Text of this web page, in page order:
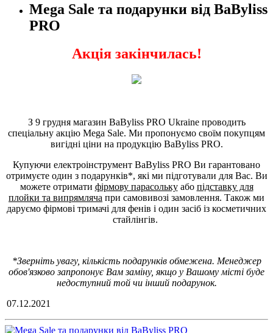
Mega Sale та подарунки від BaByliss
PRO
Акція закінчилась!
З 9 грудня магазин BaByliss PRO Ukraine проводить
спеціальну акцію Mega Sale. Ми пропонуємо своїм покупцям
вигідні ціни на продукцію BaByliss PRO.
Купуючи електроінструмент BaByliss PRO Ви гарантовано
отримуєте один з подарунків*, які ми підготували для Вас. Ви
можете отримати фірмову парасолькуабо підставку для
плойки та випрямляча при самовивозі замовлення. Також ми
даруємо фірмові тримачі для фенів і один засіб із косметичних
стайлінгів.
*Зверніть увагу, кількість подарунків обмежена. Менеджер
обов'язково запропонує Вам заміну, якщо у Вашому місті буде
недоступний той чи інший подарунок.
07.12.2021